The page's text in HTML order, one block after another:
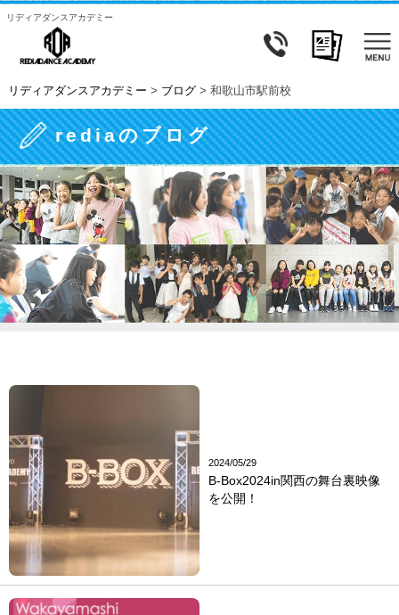
リディアダンスアカデミー
リディアダンスアカデミー > ブログ> 和歌山市駅前校
rediaのブログ
2024/05/29
B-Box2024in関西の舞台裏映像
を公開！